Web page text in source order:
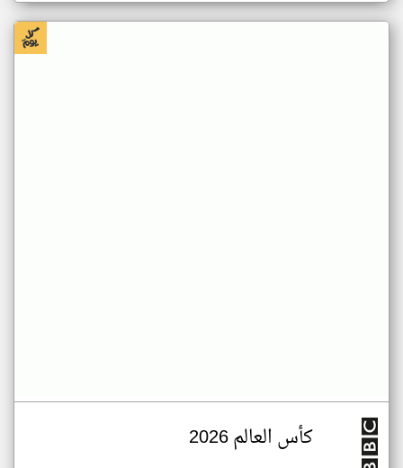
كأس العالم 2026